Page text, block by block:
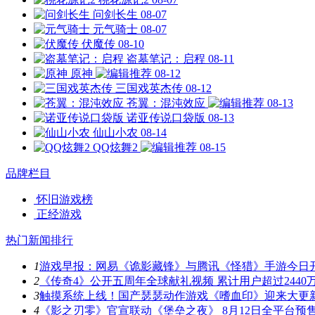
问剑长生 08-07
元气骑士 08-07
伏魔传 08-10
盗墓笔记：启程 08-11
原神
08-12
三国戏英杰传 08-12
苍翼：混沌效应
08-13
诺亚传说口袋版 08-13
仙山小农 08-14
QQ炫舞2
08-15
品牌栏目
怀旧游戏榜
正经游戏
热门新闻排行
1游戏早报：网易《诡影藏锋》与腾讯《怪猎》手游今日
2 《传奇4》公开五周年全球献礼视频 累计用户超过2440
3触摸系统上线！国产瑟瑟动作游戏《嗜血印》迎来大更
4 《影之刃零》官宣联动《堡垒之夜》 8月12日全平台预